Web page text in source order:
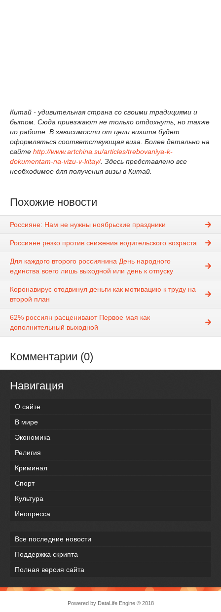
Китай - удивительная страна со своими традициями и
бытом. Сюда приезжают не только отдохнуть, но также
по работе. В зависимости от цели визита будет
оформляться соответствующая виза. Более детально на
сайте http://www.artchina.su/articles/trebovaniya-k-
dokumentam-na-vizu-v-kitay/. Здесь представлено все
необходимое для получения визы в Китай.
Похожие новости
Россияне: Нам не нужны ноябрьские праздники
Россияне резко против снижения водительского возраста
Для каждого второго россиянина День народного
единства всего лишь выходной или день к отпуску
Коронавирус отодвинул деньги как мотивацию к труду на
второй план
62% россиян расценивают Первое мая как
дополнительный выходной
Комментарии (0)
Навигация
О сайте
В мире
Экономика
Религия
Криминал
Спорт
Культура
Инопресса
Все последние новости
Поддержка скрипта
Полная версия сайта
Powered by DataLife Engine© 2018